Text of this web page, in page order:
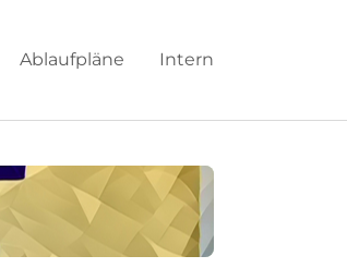
Ablaufpläne Intern